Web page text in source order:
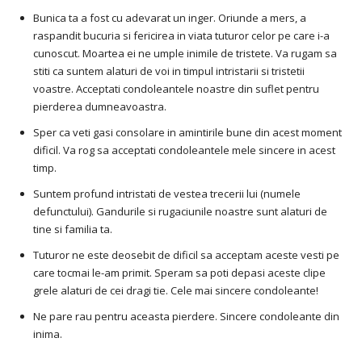
Bunica ta a fost cu adevarat un inger. Oriunde a mers, a
raspandit bucuria si fericirea in viata tuturor celor pe care i-a
cunoscut. Moartea ei ne umple inimile de tristete. Va rugam sa
stiti ca suntem alaturi de voi in timpul intristarii si tristetii
voastre. Acceptati condoleantele noastre din suflet pentru
pierderea dumneavoastra.
Sper ca veti gasi consolare in amintirile bune din acest moment
dificil. Va rog sa acceptati condoleantele mele sincere in acest
timp.
Suntem profund intristati de vestea trecerii lui (numele
defunctului). Gandurile si rugaciunile noastre sunt alaturi de
tine si familia ta.
Tuturor ne este deosebit de dificil sa acceptam aceste vesti pe
care tocmai le-am primit. Speram sa poti depasi aceste clipe
grele alaturi de cei dragi tie. Cele mai sincere condoleante!
Ne pare rau pentru aceasta pierdere. Sincere condoleante din
inima.